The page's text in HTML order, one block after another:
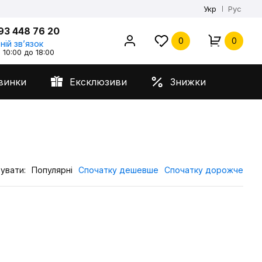
Укр Рус
448 76 20
звʼязок
до 18:00
0 0
Ексклюзиви Знижки
Популярні Спочатку дешевше Спочатку дорожче